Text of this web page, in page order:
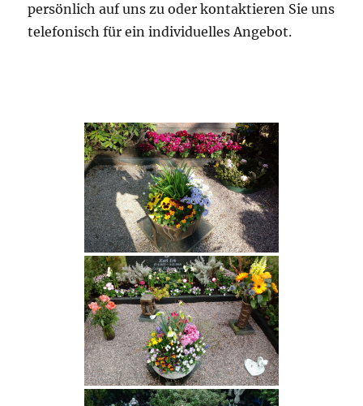
persönlich auf uns zu oder kontaktieren Sie uns
telefonisch für ein individuelles Angebot.